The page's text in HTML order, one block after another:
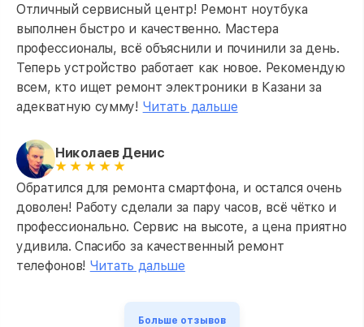
Отличный сервисный центр! Ремонт ноутбука
выполнен быстро и качественно. Мастера
профессионалы, всё объяснили и починили за день.
Теперь устройство работает как новое. Рекомендую
всем, кто ищет ремонт электроники в Казани за
адекватную сумму! Читать дальше
Николаев Денис
Обратился для ремонта смартфона, и остался очень
доволен! Работу сделали за пару часов, всё чётко и
профессионально. Сервис на высоте, а цена приятно
удивила. Спасибо за качественный ремонт
телефонов! Читать дальше
Больше отзывов